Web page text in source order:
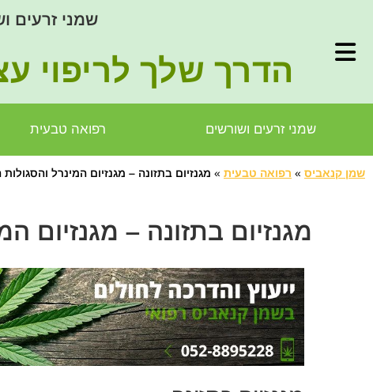
שמני זרעים
הדרך שלך לריפוי
שמני זרעים ושורשים רפואה טבעית
שמן קנאביס » רפואה טבעית » מגנזיום בתזונה – מגנזיום המינרל והסגולות
מגנזיום בתזונה – מגנזיום